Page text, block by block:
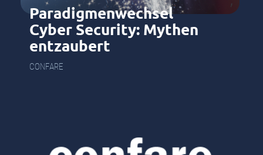
Paradigmenwechsel
Cyber Security: Mythen
entzaubert
CONFARE